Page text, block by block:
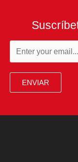
compartido
ENVIAR